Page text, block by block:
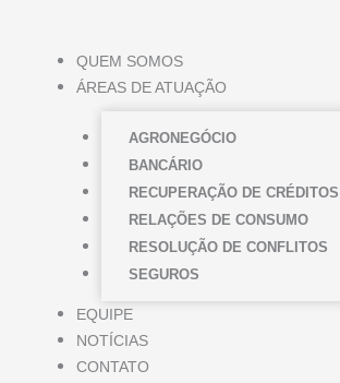
conteúdo
QUEM SOMOS
ÁREAS DE ATUAÇÃO
AGRONEGÓCIO
BANCÁRIO
RECUPERAÇÃO DE CRÉDITOS
RELAÇÕES DE CONSUMO
RESOLUÇÃO DE CONFLITOS
SEGUROS
EQUIPE
NOTÍCIAS
CONTATO